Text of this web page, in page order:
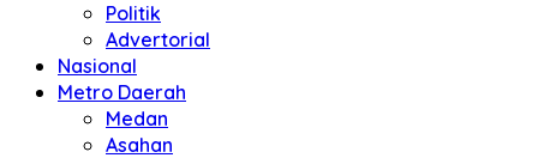
Politik
Advertorial
Nasional
Metro Daerah
Medan
Asahan